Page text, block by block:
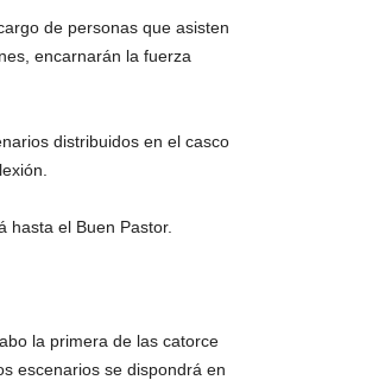
de personas que asisten
encarnarán la fuerza
distribuidos en el casco
hasta el Buen Pastor.
la primera de las catorce
escenarios se dispondrá en